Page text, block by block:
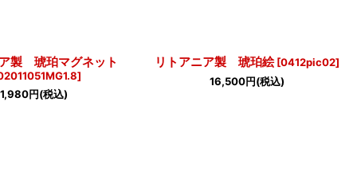
製 琥珀マグネット
]
1,980円(税込)
リトアニア製 琥珀絵 [0412pic02]
16,500円(税込)